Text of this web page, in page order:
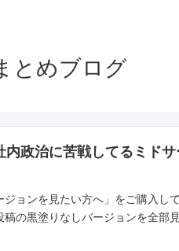
とめブログ
政治に苦戦してるミド
ョンを見たい方へ」をご購入し
の黒塗りなしバージョンを全部